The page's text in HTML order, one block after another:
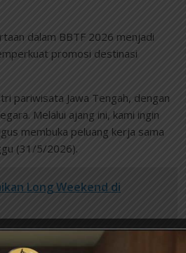
dalam BBTF 2026 menjadi
promosi destinasi
pariwisata Jawa Tengah, dengan
Melalui ajang ini, kami ingin
membuka peluang kerja sama
(31/5/2026).
Long Weekend di
seller asal Jawa Tengah